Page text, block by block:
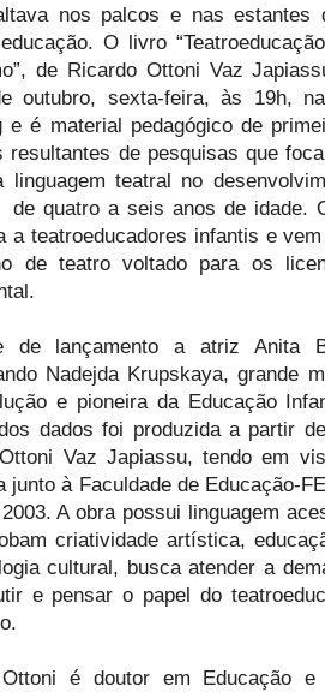
nos palcos e nas estantes
O livro
de Ricardo Ottoni Vaz
outubro, sexta-feira, às 19h,
e é material pedagógico de
resultantes de pesquisas que
linguagem teatral no
de quatro a seis anos de idade.
a teatroeducadores infantis e
de teatro voltado para os
de lançamento a atriz Anita
Nadejda Krupskaya, grande
e pioneira da Educação
dados foi produzida a partir
Vaz Japiassu, tendo em
junto à Faculdade de Educação-
A obra possui linguagem
criatividade artística,
cultural, busca atender a
e pensar o papel do
é doutor em Educação